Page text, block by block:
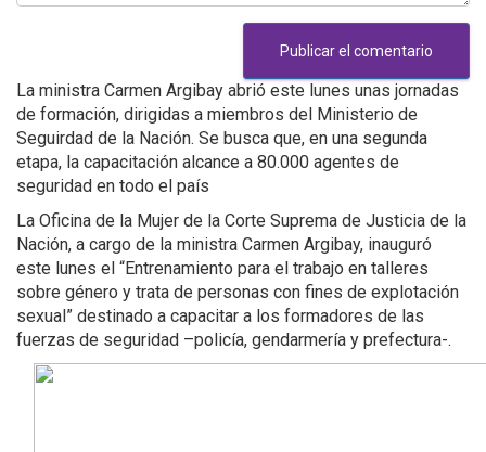
La ministra Carmen Argibay abrió este lunes unas jornadas
de formación, dirigidas a miembros del Ministerio de
Seguirdad de la Nación. Se busca que, en una segunda
etapa, la capacitación alcance a 80.000 agentes de
seguridad en todo el país
La Oficina de la Mujer de la Corte Suprema de Justicia de la
Nación, a cargo de la ministra Carmen Argibay, inauguró
este lunes el “Entrenamiento para el trabajo en talleres
sobre género y trata de personas con fines de explotación
sexual” destinado a capacitar a los formadores de las
fuerzas de seguridad –policía, gendarmería y prefectura-.